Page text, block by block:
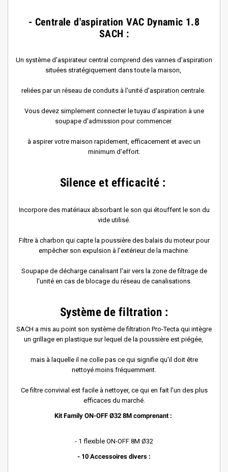
- Centrale d'aspiration VAC Dynamic 1.8
SACH :
Un système d'aspirateur central comprend des vannes d'aspiration
situées stratégiquement dans toute la maison,
reliées par un réseau de conduits à l'unité d'aspiration centrale.
Vous devez simplement connecter le tuyau d'aspiration à une
soupape d'admission pour commencer
à aspirer votre maison rapidement, efficacement et avec un
minimum d'effort.
Silence et efficacité :
Incorpore des matériaux absorbant le son qui étouffent le son du
vide utilisé.
Filtre à charbon qui capte la poussière des balais du moteur pour
empêcher son expulsion à l'extérieur de la machine.
Soupape de décharge canalisant l'air vers la zone de filtrage de
l'unité en cas de blocage du réseau de canalisations.
Système de filtration :
SACH a mis au point son système de filtration Pro-Tecta qui intègre
un grillage en plastique sur lequel de la poussière est piégée,
mais à laquelle il ne colle pas ce qui signifie qu'il doit être
nettoyé moins fréquemment.
Ce filtre convivial est facile à nettoyer, ce qui en fait l'un des plus
efficaces du marché.
Kit Family ON-OFF Ø32 8M comprenant :
- 1 flexible ON-OFF 8M Ø32
- 10 Accessoires divers :